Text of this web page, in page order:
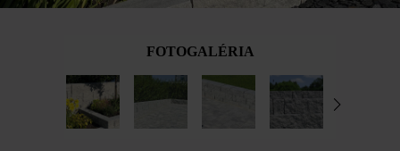
FOTOGALÉRIA